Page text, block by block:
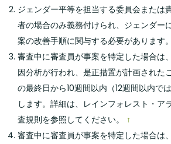
ジェンダー平等を担当する委員会または
者の場合のみ義務付けられ、ジェンダー
案の改善手順に関与する必要があります。
審査中に審査員が事案を特定した場合は
因分析が行われ、是正措置が計画された
の最終日から10週間以内（12週間以内で
します。詳細は、レインフォレスト・ア
査規則を参照してください。 ↑
審査中に審査員が事案を特定した場合は